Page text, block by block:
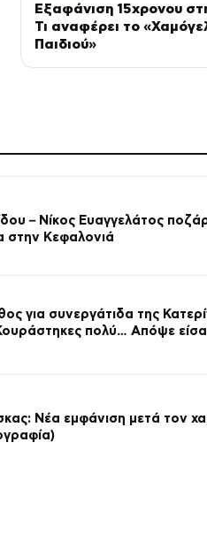
Εξαφάνιση 15χρονου
Τι αναφέρει το
Παιδιού»
– Νίκος Ευαγγελάτος
στην Κεφαλονιά
για συνεργάτιδα της
πολύ… Απόψε
Νέα εμφάνιση μετά τον